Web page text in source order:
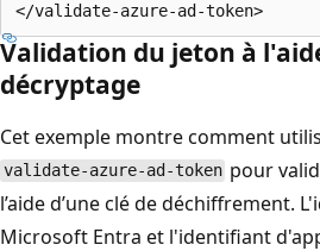
Validation du jeton à
décryptage
Cet exemple montre comment
validate-azure-ad-token pour
l’aide d’une clé de déchiffrement.
Microsoft Entra et l'identifiant